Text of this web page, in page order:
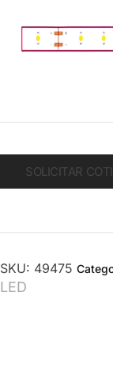
SOLICITAR
SKU: 49475
LED